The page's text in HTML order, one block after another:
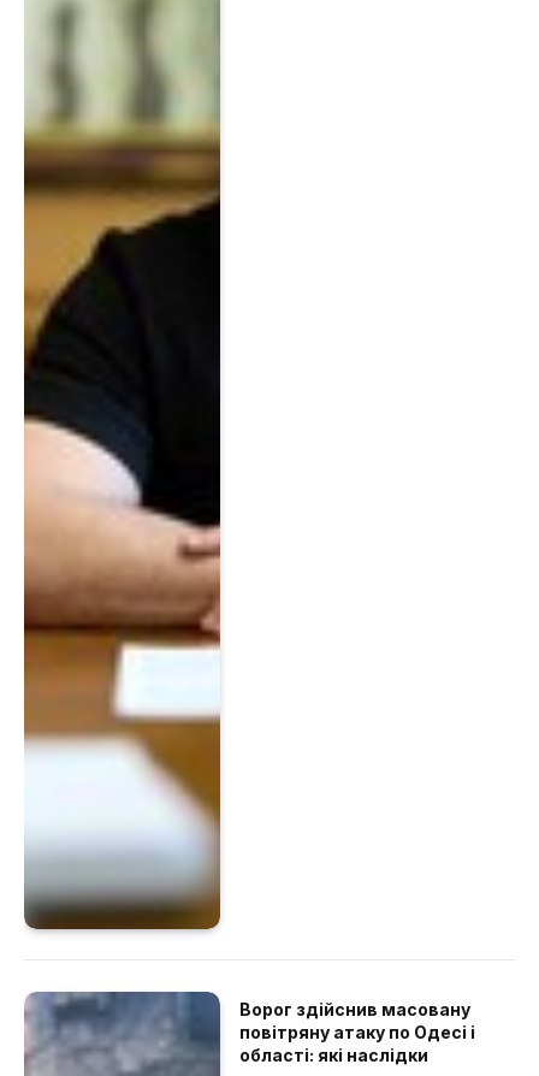
Ворог здійснив масовану
повітряну атаку по Одесі і
області: які наслідки